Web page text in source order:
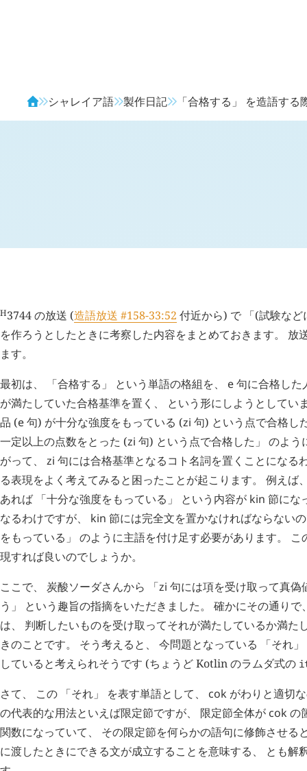
シャレイア語 製作日記 「合格する」 を造語する
H3744の放送 (造語放送 #158-33:52 付近から) で 「(試験な
を作ろうとしたときに考察した内容をまとめておきます。 放
ます。
最初は、 「合格する」 という単語の格組を、 e句に合格し
が満たしていた合格基準を置く、 という形にしようとしてい
品 (e句) が十分な強度をもっている (zi 句) という点で合格し
一定以上の点数をとった (zi 句) という点で合格した」 のよ
がって、 zi 句には合格基準となるコト名詞を置くことになる
る表現をよく考えてみると困ったことが起こります。 例えば
あれば 「十分な強度をもっている」 という内容が kin 節にな
なるわけですが、 kin 節には完全文を置かなければならない
をもっている」 のように主語を付け足す必要があります。
現すれば良いのでしょうか。
ここで、 炭酸ソーダさんから 「zi 句には項を受け取って真偽
う」 という趣旨の指摘をいただきました。 確かにその通り
は、 判断したいものを受け取ってそれが満たしているか満た
きのことです。 そう考えると、 今問題となっている 「それ
していると考えられそうです (ちょうど Kotlin のラムダ式の
さて、 この 「それ」 を表す単語として、 cok がわりと適切
の代表的な用法といえば限定節ですが、 限定節全体が cok の
関数になっていて、 その限定節を何らかの語句に修飾させる
に渡したときにできる文が成立することを意味する、 とも解